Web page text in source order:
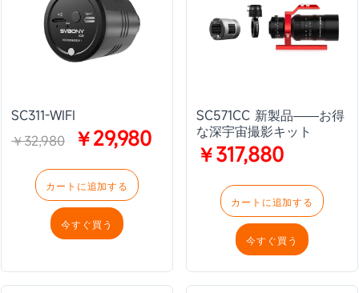
SC311-WIFI
￥32,980
￥29,980
カートに追加する
今すぐ買う
SC571CC 新製品——お得
な深宇宙撮影キット
￥317,880
カートに追加する
今すぐ買う